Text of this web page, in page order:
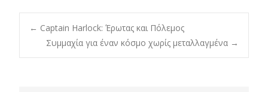
Post
← Captain Harlock: Έρωτας και Πόλεμος
Συμμαχία για έναν κόσμο χωρίς μεταλλαγμένα →